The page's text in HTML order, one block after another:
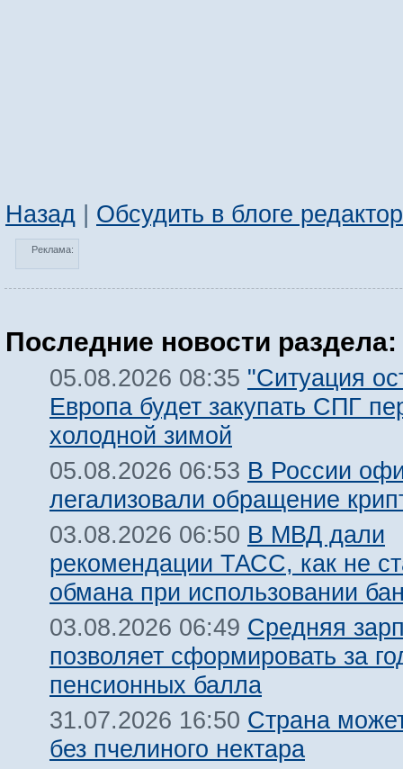
Назад | Обсудить в блоге
Реклама:
Последние новости раздела:
05.08.2026 08:35 "Ситуация
Европа будет закупать СПГ
холодной зимой
05.08.2026 06:53 В России
легализовали обращение
03.08.2026 06:50 В МВД дали
рекомендации ТАСС, как не
обмана при использовании
03.08.2026 06:49 Средняя
позволяет сформировать за
пенсионных балла
31.07.2026 16:50 Страна
без пчелиного нектара